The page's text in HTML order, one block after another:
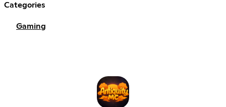
Categories
Gaming